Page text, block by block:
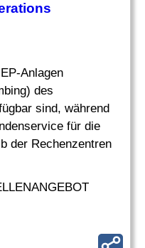
Anlagen
des
sind, während
für die
der Rechenzentren